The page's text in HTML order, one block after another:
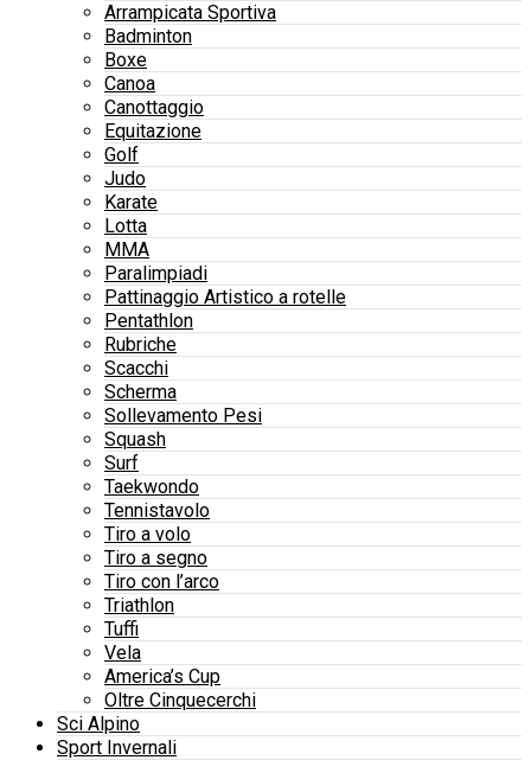
Arrampicata Sportiva
Badminton
Boxe
Canoa
Canottaggio
Equitazione
Golf
Judo
Karate
Lotta
MMA
Paralimpiadi
Pattinaggio Artistico a rotelle
Pentathlon
Rubriche
Scacchi
Scherma
Sollevamento Pesi
Squash
Surf
Taekwondo
Tennistavolo
Tiro a volo
Tiro a segno
Tiro con l’arco
Triathlon
Tuffi
Vela
America’s Cup
Oltre Cinquecerchi
Sci Alpino
Sport Invernali